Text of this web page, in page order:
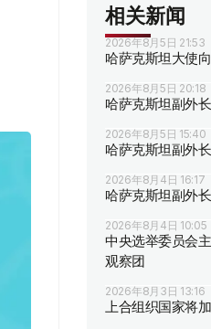
相关新闻
2026年8月5日 21:53
哈萨克斯坦大使
2026年8月5日 20:18
哈萨克斯坦副外
2026年8月5日 15:40
哈萨克斯坦副外
2026年8月4日 16:17
哈萨克斯坦副外
2026年8月4日 10:05
中央选举委员会
观察团
2026年8月3日 13:16
上合组织国家将